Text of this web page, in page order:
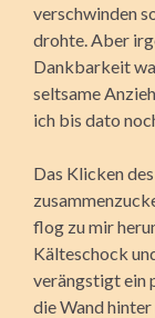
verschwinden
drohte. Aber
Dankbarkeit
seltsame
ich bis dato
Das Klicken
flog zu mir
Kälteschock
verängstigt ein
die Wand